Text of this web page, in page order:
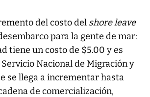
del costo del shore leave
para la gente de mar:
tiene un costo de $5.00 y es
Nacional de Migración y
se llega a incrementar hasta
de comercialización,